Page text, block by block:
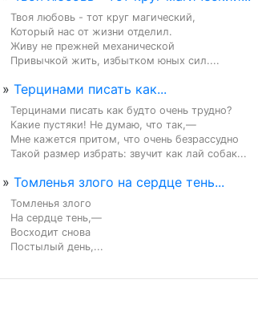
Твоя любовь - тот круг магический,
Который нас от жизни отделил.
Живу не прежней механической
Привычкой жить, избытком юных сил....
» Терцинами писать как...
Терцинами писать как будто очень трудно?
Какие пустяки! Не думаю, что так,—
Мне кажется притом, что очень безрассудно
Такой размер избрать: звучит как лай собак...
» Томленья злого на сердце тень...
Томленья злого
На сердце тень,—
Восходит снова
Постылый день,...